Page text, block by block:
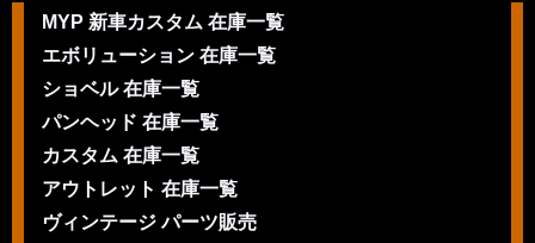
MYP 新車カスタム 在庫一覧
エボリューション 在庫一覧
ショベル 在庫一覧
パンヘッド 在庫一覧
カスタム 在庫一覧
アウトレット 在庫一覧
ヴィンテージ パーツ販売